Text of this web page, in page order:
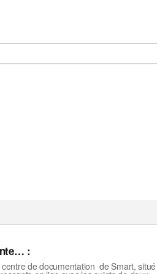
:
de documentation de Smart, situé